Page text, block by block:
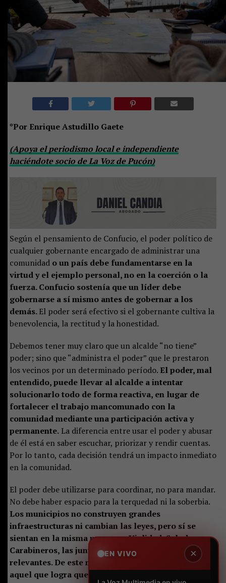
*Por Enrique Astudillo Gaete
(Apoya el periodismo local e independiente
haciéndote socio de La Voz de Pucón)
Según el pensamiento de Confucio, el poder político de
cualquier gobernante encargado de administrar una
comunidad o un país debe fundamentarse en la
virtud y el ejemplo personal, no en la coerción o la
fuerza. Confucio sostenía que un líder debe
gobernarse a sí mismo antes de gobernar a los
demás.El poder será efectivo si el gobernante cultiva la
benevolencia, la rectitud y la honestidad.
Debemos tener muy claro que un alcalde “no tiene”
poder; sino que “administra el poder” que le prestaron
los vecinos por un determinado período. El poder, mal
entendido, puede llevar al alcalde a intentar
solucionarlo todo de forma reactiva, en lugar de
fortalecer el trabajo mancomunado con la
comunidad mediante una participación activa y
permanente.La diferencia entre usar el poder y abusar
de él está en saber escuchar, priorizar y rendir cuentas.
Por lo tanto, cada decisión tendrá un impacto inmediato
en la comunidad.
El poder debe utilizarse para coordinar, no para mandar.
No debe haber espacio para la terquedad ni la soberbia.
Los municipios no construyen grandes
infraestructuras ni cambian las leyes, pero sí se
sientan en la misma mesa con Vialidad, Salud,
Carabineros, las juntas de vecinos y otros actores
relevantes. De este modo, el mejor gobernante es
aquel que logra que los demás aporten desde sus
EN VIVO ×